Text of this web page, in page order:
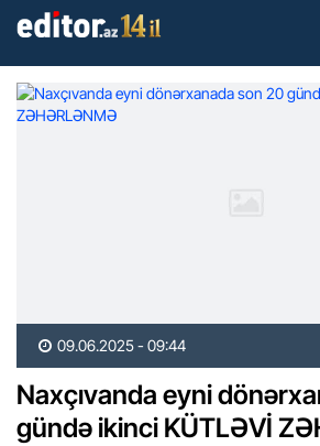
09.06.2025 - 09:44
Naxçıvanda eyni
gündə ikinci KÜTLƏVİ